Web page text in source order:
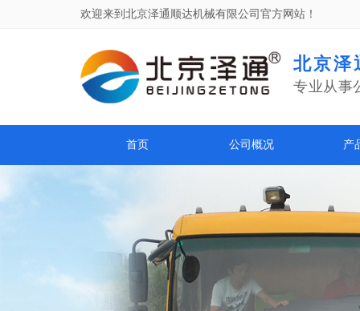
欢迎来到北京泽通顺达机械有限公司官方网站！
北京泽
专业从事
首页 公司概况 产